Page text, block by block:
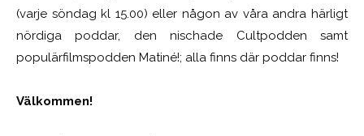
(varje söndag kl 15.00) eller någon av våra andra härligt
nördiga poddar, den nischade Cultpodden samt
populärfilmspodden Matiné!; alla finns där poddar finns!
Välkommen!